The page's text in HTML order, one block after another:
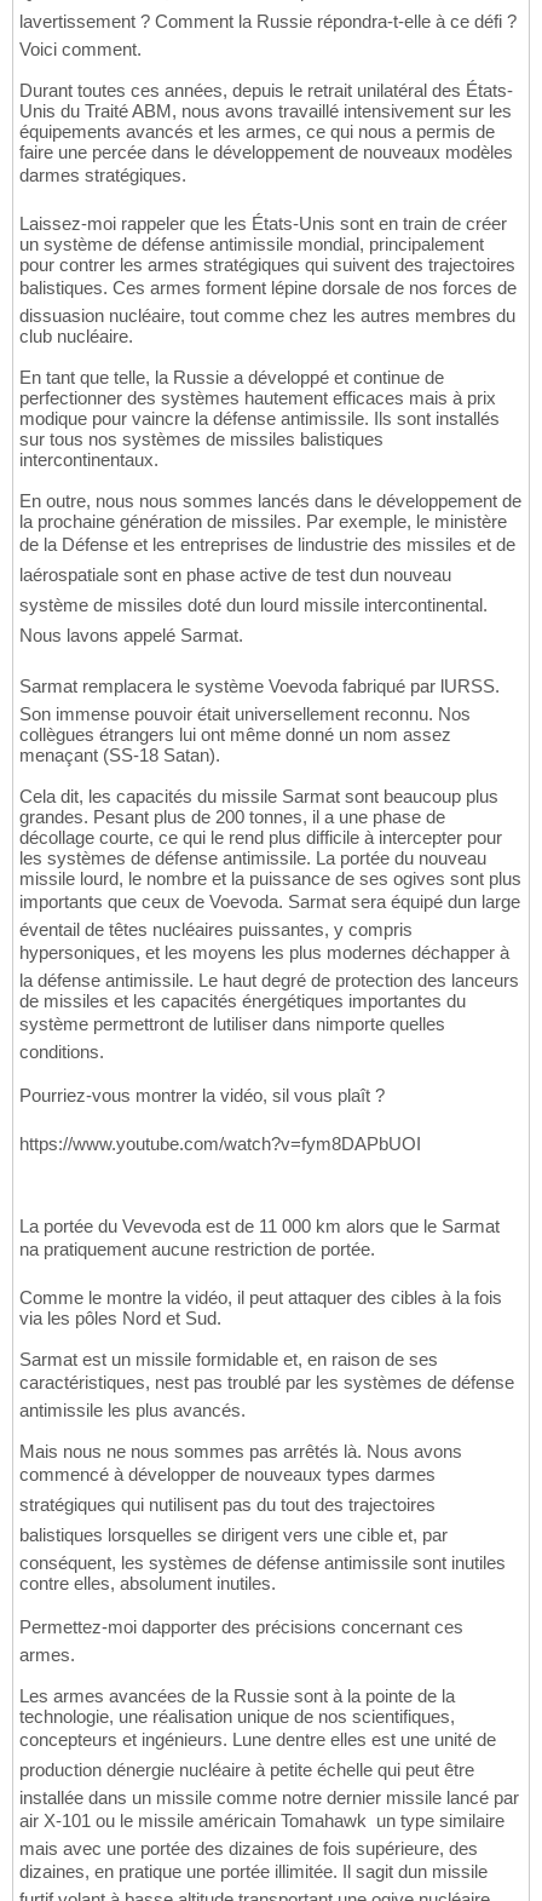
lavertissement ? Comment la Russie répondra-t-elle à ce défi ?
Voici comment.
Durant toutes ces années, depuis le retrait unilatéral des États-
Unis du Traité ABM, nous avons travaillé intensivement sur les
équipements avancés et les armes, ce qui nous a permis de
faire une percée dans le développement de nouveaux modèles
darmes stratégiques.
Laissez-moi rappeler que les États-Unis sont en train de créer
un système de défense antimissile mondial, principalement
pour contrer les armes stratégiques qui suivent des trajectoires
balistiques. Ces armes forment lépine dorsale de nos forces de
dissuasion nucléaire, tout comme chez les autres membres du
club nucléaire.
En tant que telle, la Russie a développé et continue de
perfectionner des systèmes hautement efficaces mais à prix
modique pour vaincre la défense antimissile. Ils sont installés
sur tous nos systèmes de missiles balistiques
intercontinentaux.
En outre, nous nous sommes lancés dans le développement de
la prochaine génération de missiles. Par exemple, le ministère
de la Défense et les entreprises de lindustrie des missiles et de
laérospatiale sont en phase active de test dun nouveau
système de missiles doté dun lourd missile intercontinental.
Nous lavons appelé Sarmat.
Sarmat remplacera le système Voevoda fabriqué par lURSS.
Son immense pouvoir était universellement reconnu. Nos
collègues étrangers lui ont même donné un nom assez
menaçant (SS-18 Satan).
Cela dit, les capacités du missile Sarmat sont beaucoup plus
grandes. Pesant plus de 200 tonnes, il a une phase de
décollage courte, ce qui le rend plus difficile à intercepter pour
les systèmes de défense antimissile. La portée du nouveau
missile lourd, le nombre et la puissance de ses ogives sont plus
importants que ceux de Voevoda. Sarmat sera équipé dun large
éventail de têtes nucléaires puissantes, y compris
hypersoniques, et les moyens les plus modernes déchapper à
la défense antimissile. Le haut degré de protection des lanceurs
de missiles et les capacités énergétiques importantes du
système permettront de lutiliser dans nimporte quelles
conditions.
Pourriez-vous montrer la vidéo, sil vous plaît ?
https://www.youtube.com/watch?v=fym8DAPbUOI
La portée du Vevevoda est de 11 000 km alors que le Sarmat
na pratiquement aucune restriction de portée.
Comme le montre la vidéo, il peut attaquer des cibles à la fois
via les pôles Nord et Sud.
Sarmat est un missile formidable et, en raison de ses
caractéristiques, nest pas troublé par les systèmes de défense
antimissile les plus avancés.
Mais nous ne nous sommes pas arrêtés là. Nous avons
commencé à développer de nouveaux types darmes
stratégiques qui nutilisent pas du tout des trajectoires
balistiques lorsquelles se dirigent vers une cible et, par
conséquent, les systèmes de défense antimissile sont inutiles
contre elles, absolument inutiles.
Permettez-moi dapporter des précisions concernant ces
armes.
Les armes avancées de la Russie sont à la pointe de la
technologie, une réalisation unique de nos scientifiques,
concepteurs et ingénieurs. Lune dentre elles est une unité de
production dénergie nucléaire à petite échelle qui peut être
installée dans un missile comme notre dernier missile lancé par
air X-101 ou le missile américain Tomahawk  un type similaire
mais avec une portée des dizaines de fois supérieure, des
dizaines, en pratique une portée illimitée. Il sagit dun missile